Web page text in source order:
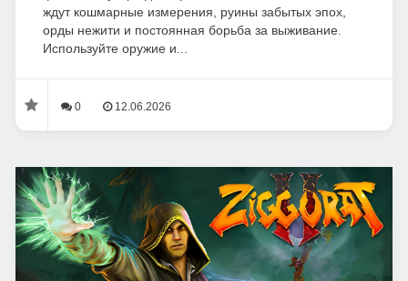
ждут кошмарные измерения, руины забытых эпох,
орды нежити и постоянная борьба за выживание.
Используйте оружие и...
0 12.06.2026